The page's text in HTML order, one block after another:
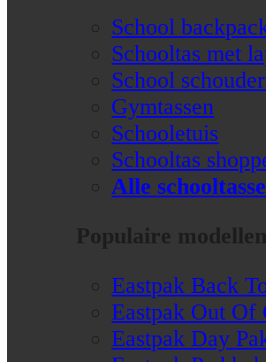
School
Schooltas met
School
Gymtassen
Schooletuis
Schooltas
Alle
Populaire modellen
Eastpak Back
Eastpak Out Of
Eastpak Day